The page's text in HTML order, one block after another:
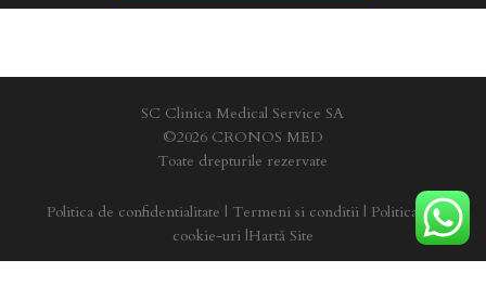
SC Clinica Medical Service SA
©2026 CRONOS MED
Toate drepturile rezervate
Politica de confidentialitate | Termeni si conditii | Politica de
cookie-uri|Hartă Site